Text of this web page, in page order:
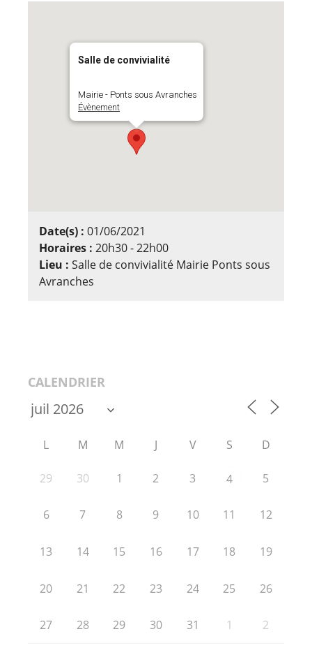
Salle de convivialité
Mairie - Ponts sous Avranches
Évènement
Date(s) : 01/06/2021
Horaires : 20h30 - 22h00
Lieu : Salle de convivialité Mairie Ponts sous
Avranches
CALENDRIER
L M M J V S D
29 30 1 2 3 4 5
6 7 8 9 10 11 12
13 14 15 16 17 18 19
20 21 22 23 24 25 26
27 28 29 30 31 1 2